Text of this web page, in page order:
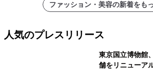
ファッション・美容の新着をも
人気のプレスリリース
東京国立博物館
舗をリニュー